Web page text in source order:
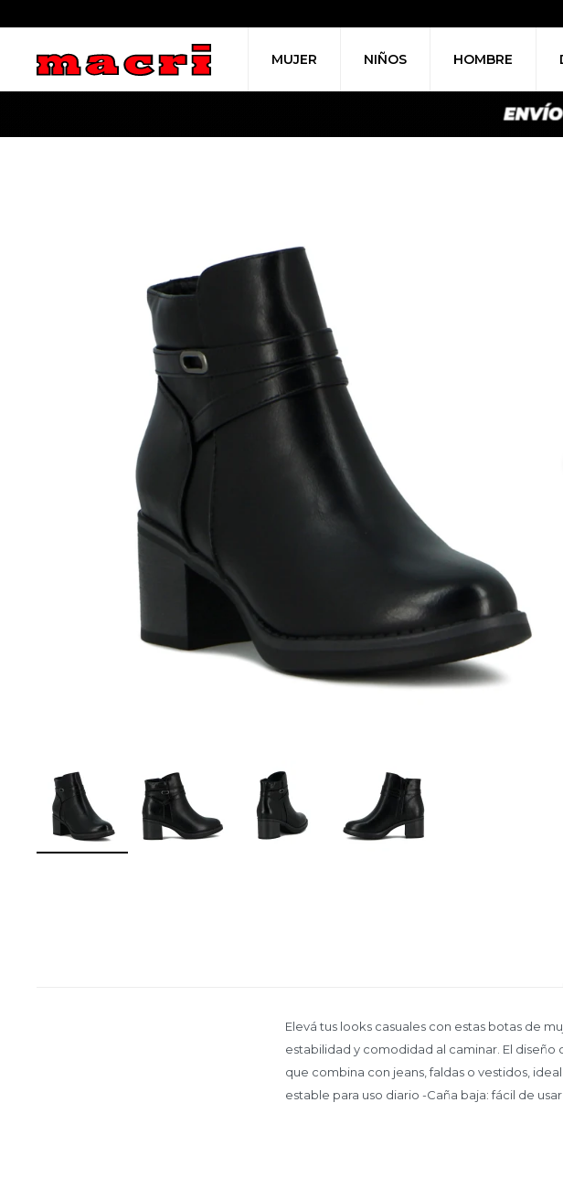
MUJER NIÑOS HOMBRE
Elevá tus looks casuales con estas botas de
estabilidad y comodidad al caminar. El
que combina con jeans, faldas o vestidos,
estable para uso diario -Caña baja: fácil de